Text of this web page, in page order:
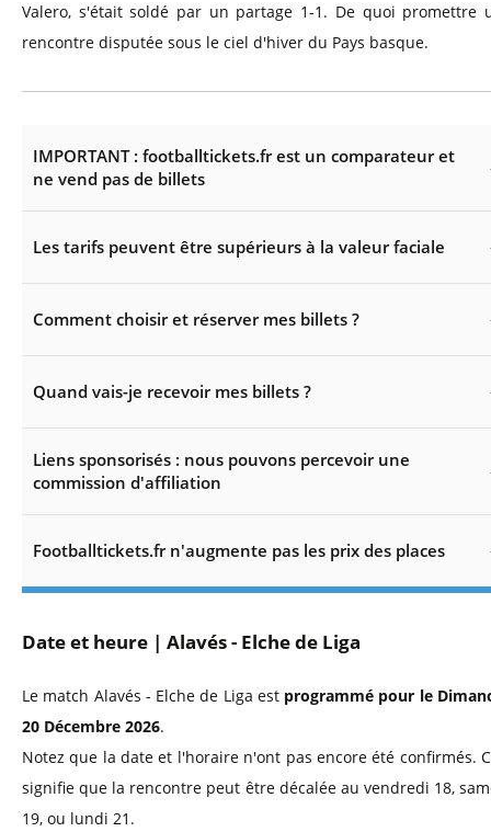
Valero, s'était soldé par un partage 1-1. De quoi promettre
rencontre disputée sous le ciel d'hiver du Pays basque.
IMPORTANT : footballtickets.fr est un comparateur et
ne vend pas de billets
Les tarifs peuvent être supérieurs à la valeur faciale
Comment choisir et réserver mes billets ?
Quand vais-je recevoir mes billets ?
Liens sponsorisés : nous pouvons percevoir une
commission d'affiliation
Footballtickets.fr n'augmente pas les prix des places
Date et heure | Alavés - Elche de Liga
Le match Alavés - Elche de Liga est programmé pour le
20 Décembre 2026.
Notez que la date et l'horaire n'ont pas encore été confirmés.
signifie que la rencontre peut être décalée au vendredi 18,
19, ou lundi 21.